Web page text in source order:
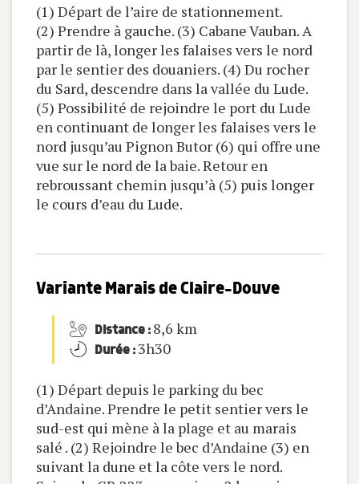
(1) Départ de l’aire de stationnement.
(2) Prendre à gauche. (3) Cabane Vauban. A
partir de là, longer les falaises vers le nord
par le sentier des douaniers. (4) Du rocher
du Sard, descendre dans la vallée du Lude.
(5) Possibilité de rejoindre le port du Lude
en continuant de longer les falaises vers le
nord jusqu’au Pignon Butor (6) qui offre une
vue sur le nord de la baie. Retour en
rebroussant chemin jusqu’à (5) puis longer
le cours d’eau du Lude.
Variante Marais de Claire-Douve
Distance : 8,6 km
Durée : 3h30
(1) Départ depuis le parking du bec
d’Andaine. Prendre le petit sentier vers le
sud-est qui mène à la plage et au marais
salé . (2) Rejoindre le bec d’Andaine (3) en
suivant la dune et la côte vers le nord.